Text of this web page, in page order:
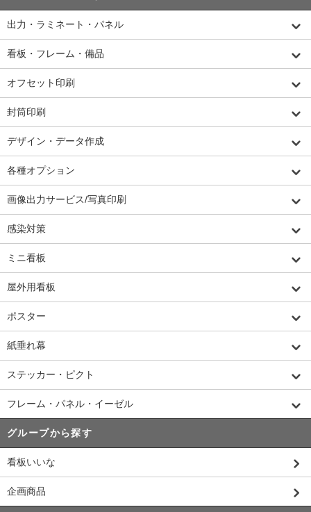
出力・ラミネート・パネル
看板・フレーム・備品
オフセット印刷
封筒印刷
デザイン・データ作成
各種オプション
画像出力サービス/写真印刷
感染対策
ミニ看板
屋外用看板
ポスター
紙垂れ幕
ステッカー・ピクト
フレーム・パネル・イーゼル
グループから探す
看板いいな
企画商品